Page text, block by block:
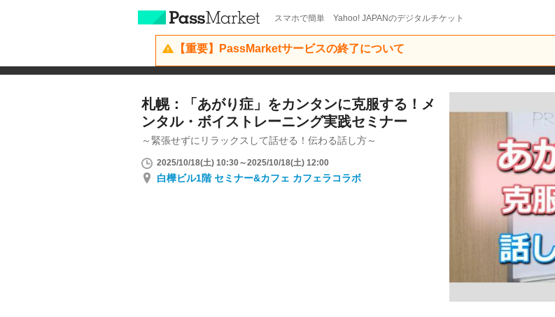
スマホで簡単 Yahoo! JAPANのデジタルチケット
【重要】PassMarketサービスの終了について
札幌：「あがり症」をカンタンに克服する！メ
ンタル・ボイストレーニング実践セミナー
～緊張せずにリラックスして話せる！伝わる話し方～
2025/10/18(土) 10:30～2025/10/18(土) 12:00
白樺ビル1階 セミナー&カフェ カフェラコラボ